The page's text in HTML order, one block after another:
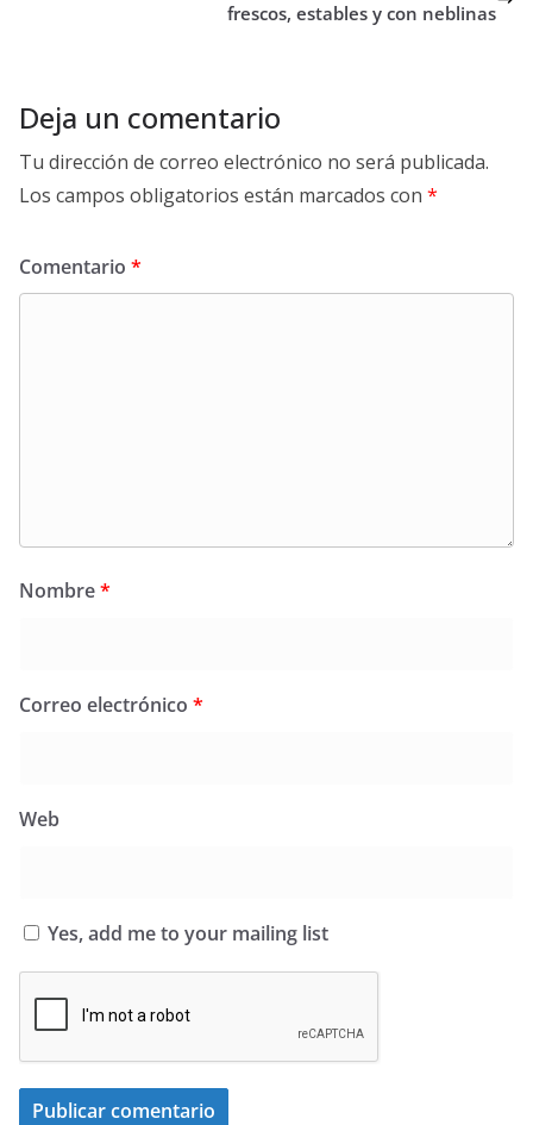
frescos, estables y con neblinas
Deja un comentario
Tu dirección de correo electrónico no será publicada.
Los campos obligatorios están marcados con *
Comentario *
Nombre*
Correo electrónico *
Web
Yes, add me to your mailing list